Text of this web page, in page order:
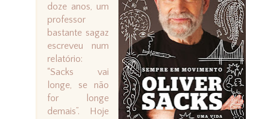
doze anos, um
professor
bastante sagaz
escreveu num
relatório:
“Sacks vai
longe, se não
for longe
demais”. Hoje